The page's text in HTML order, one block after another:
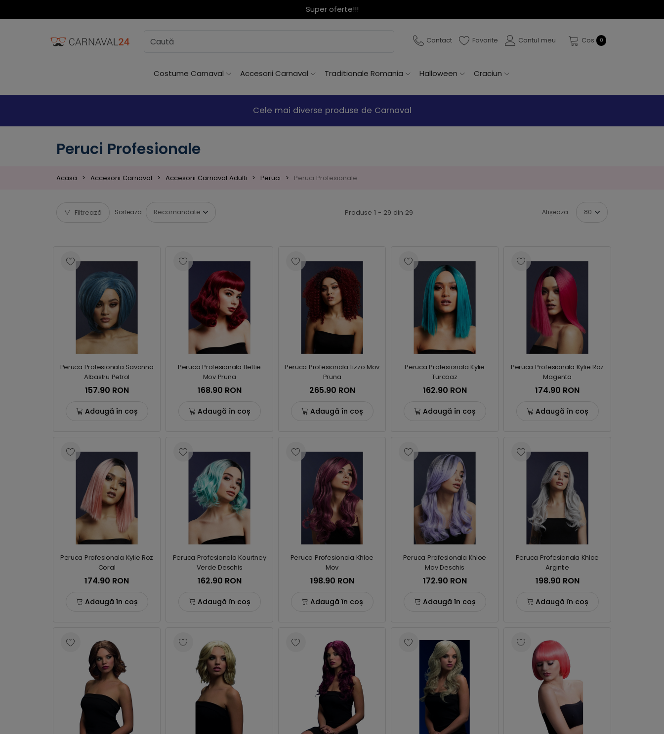
Costume traditionale romanesti, costume de Halloween, Craciun sau Carnaval
Contact Favorite Contul meu Cos 0
Costume Carnaval Accesorii Carnaval Traditionale Romania Halloween Craciun
Cele mai diverse produse de Carnaval
Peruci Profesionale
Acasă Accesorii Carnaval Accesorii Carnaval Adulti Peruci Peruci Profesionale
Filtrează Sortează Produse 1 - 29 din 29 Afișează
Peruca Profesionala Savanna
Albastru Petrol
157.90 RON
Adaugă în coș
Peruca Profesionala Bettie
Mov Pruna
168.90 RON
Adaugă în coș
Peruca Profesionala Lizzo Mov
Pruna
265.90 RON
Adaugă în coș
Peruca Profesionala Kylie
Turcoaz
162.90 RON
Adaugă în coș
Peruca Profesionala Kylie Roz
Magenta
174.90 RON
Adaugă în coș
Peruca Profesionala Kylie Roz
Coral
174.90 RON
Adaugă în coș
Peruca Profesionala Kourtney
Verde Deschis
162.90 RON
Adaugă în coș
Peruca Profesionala Khloe
Mov
198.90 RON
Adaugă în coș
Peruca Profesionala Khloe
Mov Deschis
172.90 RON
Adaugă în coș
Peruca Profesionala Khloe
Argintie
198.90 RON
Adaugă în coș